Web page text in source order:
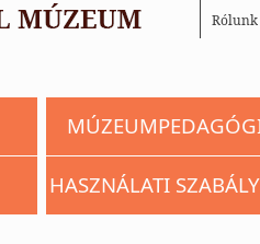
Rólunk
HASZNÁLATI